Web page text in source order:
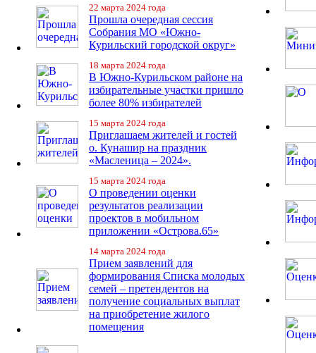
22 марта 2024 года
Прошла очередная сессия
Собрания МО «Южно-
Курильский городской округ»
18 марта 2024 года
В Южно-Курильском районе на
избирательные участки пришло
более 80% избирателей
15 марта 2024 года
Приглашаем жителей и гостей
о. Кунашир на праздник
«Масленица – 2024».
15 марта 2024 года
О проведении оценки
результатов реализации
проектов в мобильном
приложении «Острова.65»
14 марта 2024 года
Прием заявлений для
формирования Списка молодых
семей – претендентов на
получение социальных выплат
на приобретение жилого
помещения